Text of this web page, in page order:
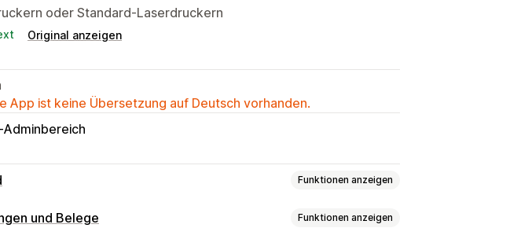
oder Standard-Laserdruckern
Original anzeigen
App ist keine Übersetzung auf Deutsch vorhanden.
Funktionen anzeigen
und Verpackung
und Belege Funktionen anzeigen